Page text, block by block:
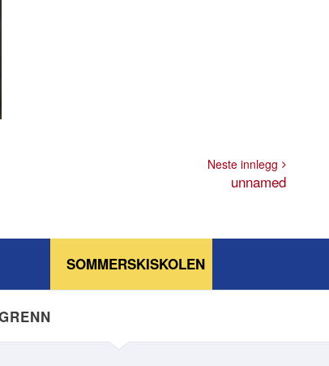
Neste innlegg
unnamed
SOMMERSKISKOLEN